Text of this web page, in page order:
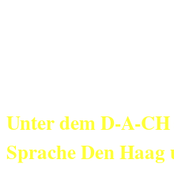
Unter dem D-A-
Sprache Den